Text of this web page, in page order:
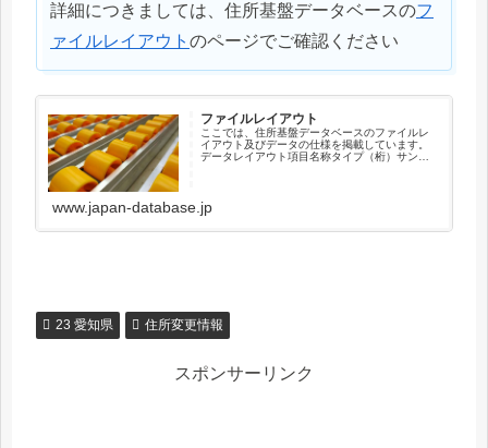
詳細につきましては、住所基盤データベースのフ
ァイルレイアウト のページでご確認ください
ファイルレイアウト
ここでは、住所基盤データベースのファイルレ
イアウト及びデータの仕様を掲載しています。
データレイアウト項目名称タイプ（桁）サンプ
www.japan-database.jp
23 愛知県 住所変更情報
スポンサーリンク